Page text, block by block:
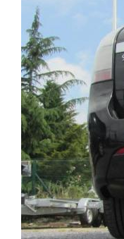
kgPoids de
9-3 BREAKPatrick
ATTELAGE depuis
les premiers
l’atelier, autour d’un
étau.L’évolution
passées par
homologué, c’est le
proposons, sans
les marques
leurs produits